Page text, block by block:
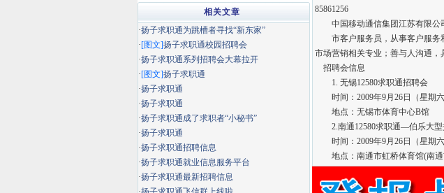
85861256
中国移动通信集团江苏有限公
市客户服务员，从事客户服务和
市场营销相关专业；善与人沟通，
招聘会信息
1. 无锡12580求职通招聘会
时间：2009年9月26日（星期六
地点：无锡市体育中心B馆
2.南通12580求职通—伯乐大型
时间：2009年9月26日（星期六
地点：南通市虹桥体育馆(南通
相关文章
·扬子求职通为跳槽者寻找“新东家”
·[图文]扬子求职通校园招聘会
·扬子求职通系列招聘会大幕拉开
·[图文]扬子求职通
·扬子求职通
·扬子求职通
·扬子求职通成了求职者“小秘书”
·扬子求职通
·扬子求职通招聘信息
·扬子求职通就业信息服务平台
·扬子求职通最新招聘信息